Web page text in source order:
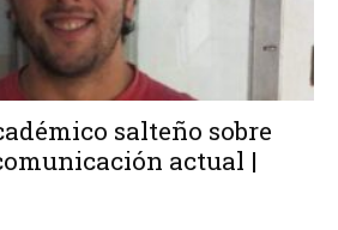
salteño sobre
actual |